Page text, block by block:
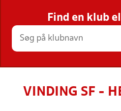
STILLINGER,
Find en klub
VINDING SF -